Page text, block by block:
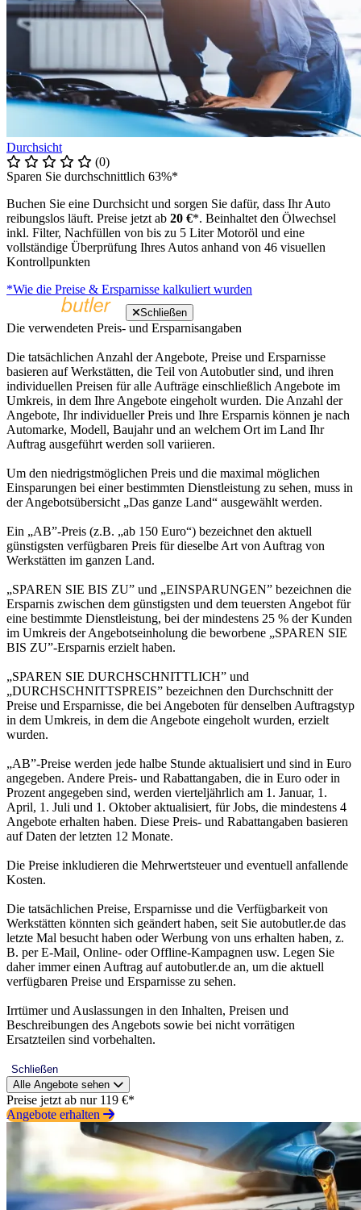
Durchsicht
(0)
Sparen Sie durchschnittlich 63%*
Buchen Sie eine Durchsicht und sorgen Sie dafür, dass Ihr Auto
reibungslos läuft. Preise jetzt ab 20 €*. Beinhaltet den Ölwechsel
inkl. Filter, Nachfüllen von bis zu 5 Liter Motoröl und eine
vollständige Überprüfung Ihres Autos anhand von 46 visuellen
Kontrollpunkten
*Wie die Preise & Ersparnisse kalkuliert wurden
Schließen
Die verwendeten Preis- und Ersparnisangaben
Die tatsächlichen Anzahl der Angebote, Preise und Ersparnisse
basieren auf Werkstätten, die Teil von Autobutler sind, und ihren
individuellen Preisen für alle Aufträge einschließlich Angebote im
Umkreis, in dem Ihre Angebote eingeholt wurden. Die Anzahl der
Angebote, Ihr individueller Preis und Ihre Ersparnis können je nach
Automarke, Modell, Baujahr und an welchem Ort im Land Ihr
Auftrag ausgeführt werden soll variieren.
Um den niedrigstmöglichen Preis und die maximal möglichen
Einsparungen bei einer bestimmten Dienstleistung zu sehen, muss in
der Angebotsübersicht „Das ganze Land“ ausgewählt werden.
Ein „AB”-Preis (z.B. „ab 150 Euro“) bezeichnet den aktuell
günstigsten verfügbaren Preis für dieselbe Art von Auftrag von
Werkstätten im ganzen Land.
„SPAREN SIE BIS ZU” und „EINSPARUNGEN” bezeichnen die
Ersparnis zwischen dem günstigsten und dem teuersten Angebot für
eine bestimmte Dienstleistung, bei der mindestens 25 % der Kunden
im Umkreis der Angebotseinholung die beworbene „SPAREN SIE
BIS ZU”-Ersparnis erzielt haben.
„SPAREN SIE DURCHSCHNITTLICH” und
„DURCHSCHNITTSPREIS” bezeichnen den Durchschnitt der
Preise und Ersparnisse, die bei Angeboten für denselben Auftragstyp
in dem Umkreis, in dem die Angebote eingeholt wurden, erzielt
wurden.
„AB”-Preise werden jede halbe Stunde aktualisiert und sind in Euro
angegeben. Andere Preis- und Rabattangaben, die in Euro oder in
Prozent angegeben sind, werden vierteljährlich am 1. Januar, 1.
April, 1. Juli und 1. Oktober aktualisiert, für Jobs, die mindestens 4
Angebote erhalten haben. Diese Preis- und Rabattangaben basieren
auf Daten der letzten 12 Monate.
Die Preise inkludieren die Mehrwertsteuer und eventuell anfallende
Kosten.
Die tatsächlichen Preise, Ersparnisse und die Verfügbarkeit von
Werkstätten könnten sich geändert haben, seit Sie autobutler.de das
letzte Mal besucht haben oder Werbung von uns erhalten haben, z.
B. per E-Mail, Online- oder Offline-Kampagnen usw. Legen Sie
daher immer einen Auftrag auf autobutler.de an, um die aktuell
verfügbaren Preise und Ersparnisse zu sehen.
Irrtümer und Auslassungen in den Inhalten, Preisen und
Beschreibungen des Angebots sowie bei nicht vorrätigen
Ersatzteilen sind vorbehalten.
Schließen
Alle Angebote sehen
Preise jetzt ab nur 119 €*
Angebote erhalten